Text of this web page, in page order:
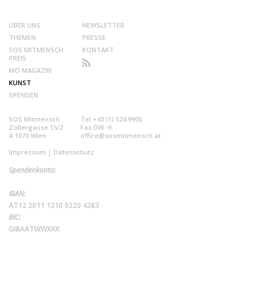
ÜBER UNS
THEMEN
SOS MITMENSCH
PREIS
MO MAGAZIN
KUNST
SPENDEN
NEWSLETTER
PRESSE
KONTAKT
SOS Mitmensch
Zollergasse 15/2
A 1070 Wien
Tel +43 (1) 524 9900
Fax DW -9
office@sosmitmensch.at
Impressum | Datenschutz
Spendenkonto:
IBAN:
AT12 2011 1310 0220 4383
BIC:
GIBAATWWXXX